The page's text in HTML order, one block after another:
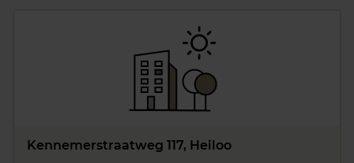
Kennemerstraatweg 117, Heiloo